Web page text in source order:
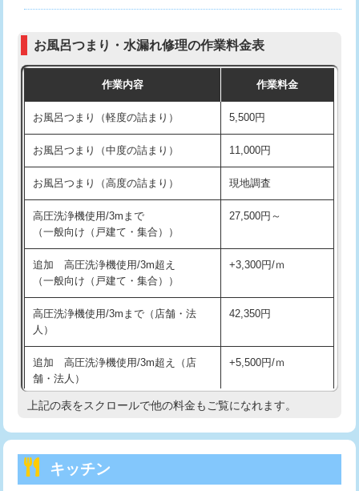
交換・取付（普通便座） 11,000円+材料費
交換・取付（温水洗浄便座） 16,500円+材料費
交換・取付(単水栓（壁付・デッキ
式）)
13,200円+材料費
交換・取付(混合水栓（壁付・デッキ
式・ワンホール）)
16,500円+材料費
交換・取付(排水栓・排水トラップ
（P/S/ポップアップ））
22,000円+材料費
交換・取付（その他部品） 11,000円+材料費
持込商品取付（単水栓） 13,200円
持込商品取付（混合水栓）
持込商品取付（浄水器・分岐水栓） 16,500円
持込商品取付（温水洗浄便座） 22,000円
持込商品取付（普通便座⇔温水洗浄便
22,000円
給水管工事※（ホール加工)
お風呂つまり・水漏れ修理の作業料金表
作業内容 作業料金
お風呂つまり（軽度の詰まり） 5,500円
お風呂つまり（中度の詰まり） 11,000円
お風呂つまり（高度の詰まり） 現地調査
高圧洗浄機使用/3mまで
（一般向け（戸建て・集合））
27,500円～
追加 高圧洗浄機使用/3m超え
（一般向け（戸建て・集合））
+3,300円/ｍ
高圧洗浄機使用/3mまで（店舗・法
人）
42,350円
追加 高圧洗浄機使用/3m超え（店
舗・法人）
+5,500円/ｍ
高度高圧洗浄換 現地調査
トーラー機使用/3mまで
上記の表をスクロールで他の料金もご覧になれます。
キッチン